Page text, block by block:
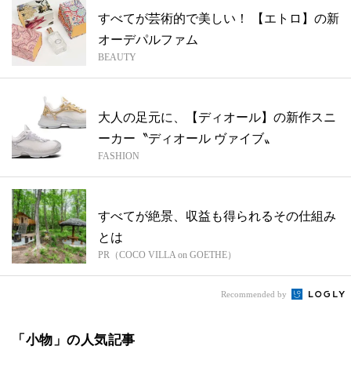
すべてが芸術的で美しい！ 【エトロ】の新
オーデパルファム
BEAUTY
大人の足元に、【ディオール】の新作スニ
ーカー〝ディオール ヴァイブ〟
FASHION
すべてが絶景、収益も得られるその仕組み
とは
PR（COCO VILLA on GOETHE）
Recommended by
「小物」の人気記事